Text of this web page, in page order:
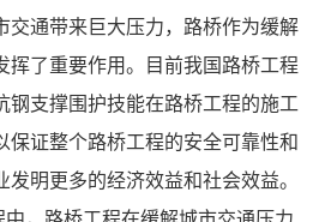
交通带来巨大压力，路桥作为缓解
挥了重要作用。目前我国路桥工程
钢支撑围护技能在路桥工程的施工
保证整个路桥工程的安全可靠性和
明更多的经济效益和社会效益。